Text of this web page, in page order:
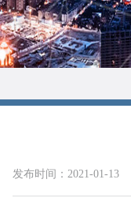
发布时间：2021-01-13